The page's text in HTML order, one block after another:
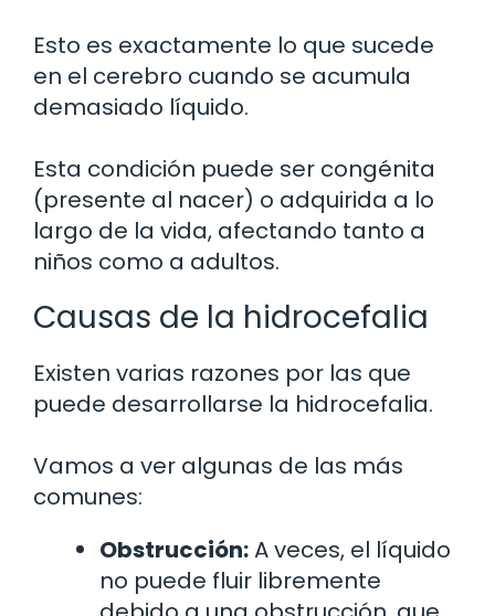
Esto es exactamente lo que sucede
en el cerebro cuando se acumula
demasiado líquido.
Esta condición puede ser congénita
(presente al nacer) o adquirida a lo
largo de la vida, afectando tanto a
niños como a adultos.
Causas de la hidrocefalia
Existen varias razones por las que
puede desarrollarse la hidrocefalia.
Vamos a ver algunas de las más
comunes:
Obstrucción:A veces, el líquido
no puede fluir libremente